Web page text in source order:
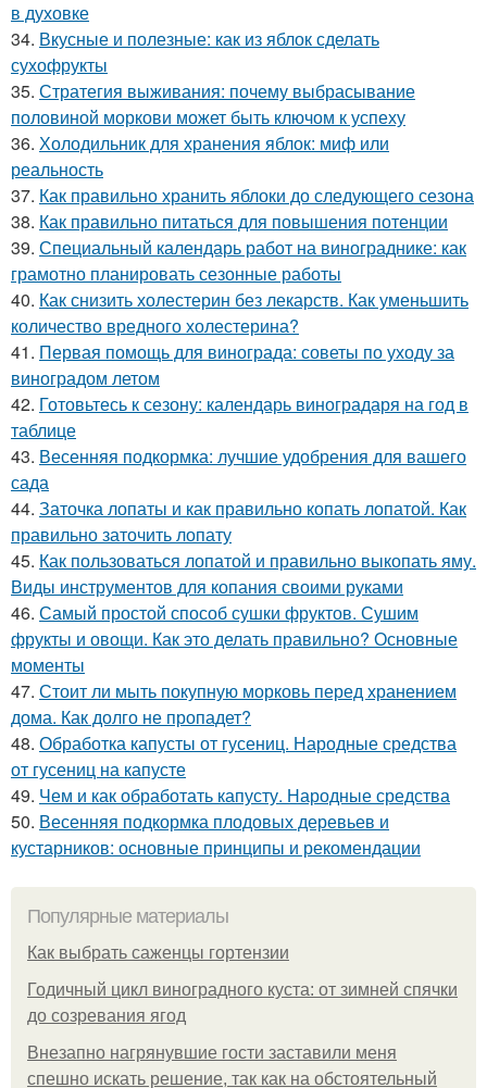
в духовке
34. Вкусные и полезные: как из яблок сделать
сухофрукты
35. Стратегия выживания: почему выбрасывание
половиной моркови может быть ключом к успеху
36. Холодильник для хранения яблок: миф или
реальность
37. Как правильно хранить яблоки до следующего сезона
38. Как правильно питаться для повышения потенции
39. Специальный календарь работ на винограднике: как
грамотно планировать сезонные работы
40. Как снизить холестерин без лекарств. Как уменьшить
количество вредного холестерина?
41. Первая помощь для винограда: советы по уходу за
виноградом летом
42. Готовьтесь к сезону: календарь виноградаря на год в
таблице
43. Весенняя подкормка: лучшие удобрения для вашего
сада
44. Заточка лопаты и как правильно копать лопатой. Как
правильно заточить лопату
45. Как пользоваться лопатой и правильно выкопать яму.
Виды инструментов для копания своими руками
46. Самый простой способ сушки фруктов. Сушим
фрукты и овощи. Как это делать правильно? Основные
моменты
47. Стоит ли мыть покупную морковь перед хранением
дома. Как долго не пропадет?
48. Обработка капусты от гусениц. Народные средства
от гусениц на капусте
49. Чем и как обработать капусту. Народные средства
50. Весенняя подкормка плодовых деревьев и
кустарников: основные принципы и рекомендации
Популярные материалы
Как выбрать саженцы гортензии
Годичный цикл виноградного куста: от зимней спячки
до созревания ягод
Внезапно нагрянувшие гости заставили меня
спешно искать решение, так как на обстоятельный